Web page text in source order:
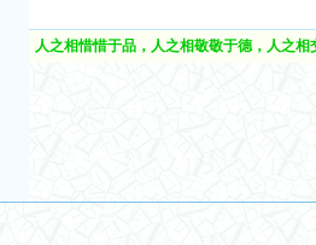
人之相惜惜于品，人之相敬敬于德，人之